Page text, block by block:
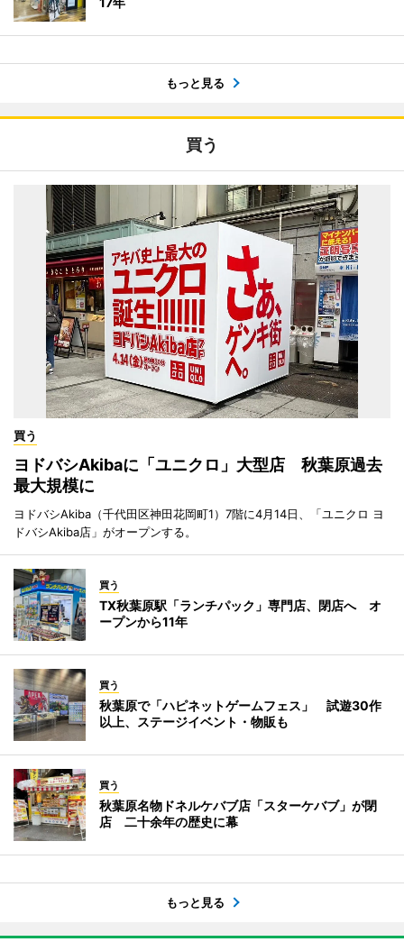
もっと見る
買う
買う
ヨドバシAkibaに「ユニクロ」大型店 秋葉原過去
最大規模に
ヨドバシAkiba（千代田区神田花岡町1）7階に4月14日、「ユニクロ ヨ
ドバシAkiba店」がオープンする。
買う
TX秋葉原駅「ランチパック」専門店、閉店へ オ
ープンから11年
買う
秋葉原で「ハピネットゲームフェス」 試遊30作
以上、ステージイベント・物販も
買う
秋葉原名物ドネルケバブ店「スターケバブ」が閉
店 二十余年の歴史に幕
もっと見る